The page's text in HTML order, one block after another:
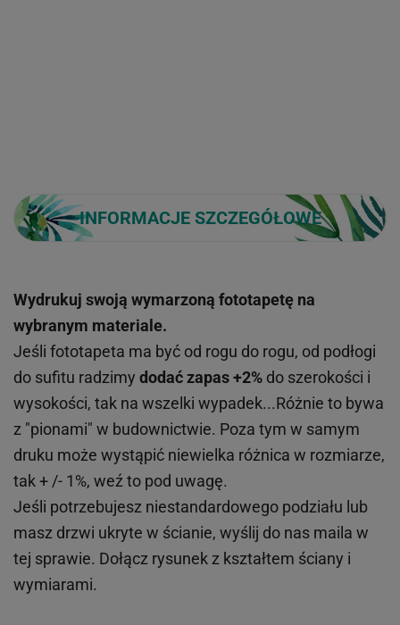
INFORMACJE SZCZEGÓŁOWE
Wydrukuj swoją wymarzoną fototapetę na
wybranym materiale.
Jeśli fototapeta ma być od rogu do rogu, od podłogi
do sufitu radzimy dodać zapas +2% do szerokości i
wysokości, tak na wszelki wypadek...Różnie to bywa
z "pionami" w budownictwie. Poza tym w samym
druku może wystąpić niewielka różnica w rozmiarze,
tak + /- 1%, weź to pod uwagę.
Jeśli potrzebujesz niestandardowego podziału lub
masz drzwi ukryte w ścianie, wyślij do nas maila w
tej sprawie. Dołącz rysunek z kształtem ściany i
wymiarami.